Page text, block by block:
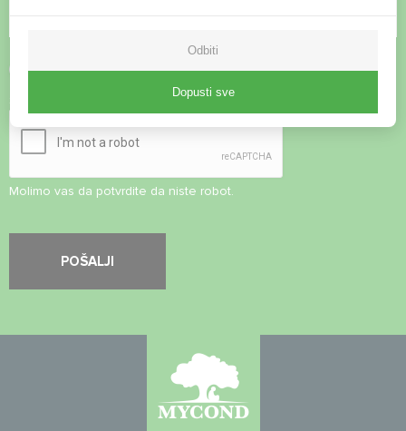
PrihvatiPravila o privatnosti
Molimo vas da potvrdite da niste robot.
Odbiti
Dopusti sve